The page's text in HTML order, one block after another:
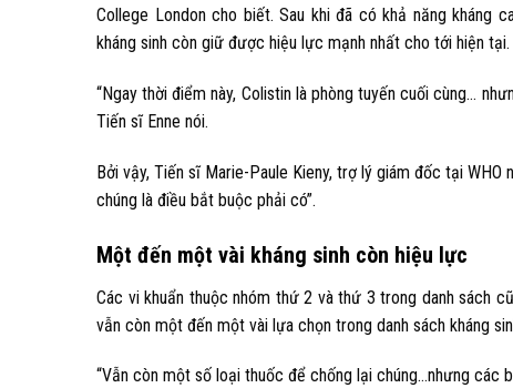
College London cho biết. Sau khi đã có khả năng kháng
kháng sinh còn giữ được hiệu lực mạnh nhất cho tới hiện tại.
“Ngay thời điểm này, Colistin là phòng tuyến cuối cùng…
Tiến sĩ Enne nói.
Bởi vậy, Tiến sĩ Marie-Paule Kieny, trợ lý giám đốc tại WHO
chúng là điều bắt buộc phải có”.
Một đến một vài kháng sinh còn hiệu lực
Các vi khuẩn thuộc nhóm thứ 2 và thứ 3 trong danh sách
vẫn còn một đến một vài lựa chọn trong danh sách kháng
“Vẫn còn một số loại thuốc để chống lại chúng…nhưng